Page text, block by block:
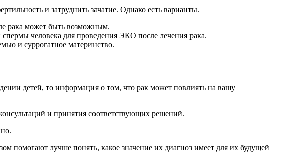
и затруднить зачатие. Однако есть варианты.
рака может быть возможным.
человека для проведения ЭКО после лечения рака.
и суррогатное материнство.
детей, то информация о том, что рак может повлиять на вашу
и принятия соответствующих решений.
помогают лучше понять, какое значение их диагноз имеет для их будущей